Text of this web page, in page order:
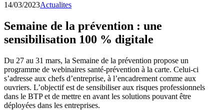
14/03/2023Actualites
Semaine de la prévention : une
sensibilisation 100 % digitale
Du 27 au 31 mars, la Semaine de la prévention propose un
programme de webinaires santé-prévention à la carte. Celui-ci
s’adresse aux chefs d’entreprise, à l’encadrement comme aux
ouvriers. L’objectif est de sensibiliser aux risques professionnels
dans le BTP et de mettre en avant les solutions pouvant être
déployées dans les entreprises.